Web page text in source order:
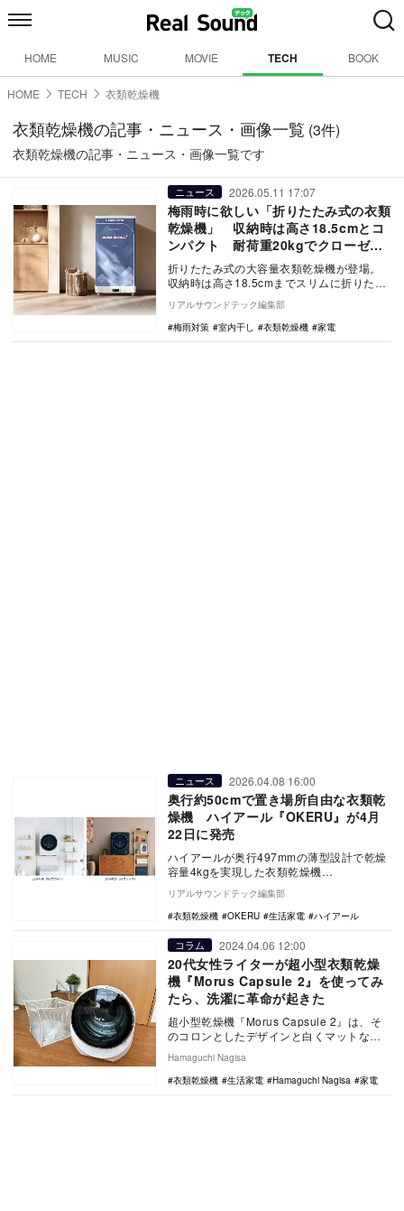
HOME MUSIC MOVIE TECH BOOK
HOME TECH 衣類乾燥機
衣類乾燥機の記事・ニュース・画像一覧 (3件)
衣類乾燥機の記事・ニュース・画像一覧です
ニュース 2026.05.11 17:07
梅雨時に欲しい「折りたたみ式の衣類
乾燥機」 収納時は高さ18.5cmとコ
ンパクト 耐荷重20kgでクローゼッ
ト兼用にも
折りたたみ式の大容量衣類乾燥機が登場。
収納時は高さ18.5cmまでスリムに折りたた
める一体式設計で、耐荷重20kgのクローゼ
ット…
リアルサウンドテック編集部
梅雨対策
室内干し 衣類乾燥機 家電
ニュース 2026.04.08 16:00
奥行約50cmで置き場所自由な衣類乾
燥機 ハイアール『OKERU』が4月
22日に発売
ハイアールが奥行497mmの薄型設計で乾燥
容量4kgを実現した衣類乾燥機
『OKERU（オケル）』を4月22日に発売。
排気式で設置…
リアルサウンドテック編集部
衣類乾燥機
OKERU 生活家電 ハイアール
コラム 2024.04.06 12:00
20代女性ライターが超小型衣類乾燥
機『Morus Capsule 2』を使ってみ
たら、洗濯に革命が起きた
超小型乾燥機『Morus Capsule 2』は、そ
のコロンとしたデザインと白くマットな素
で…
Hamaguchi Nagisa
衣類乾燥機
生活家電 Hamaguchi Nagisa 家電